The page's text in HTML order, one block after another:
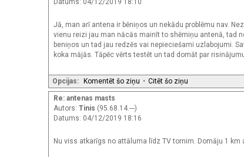
Jā, man arī antena ir bēniņos un nekādu problēmu nav.
vienu reizi jau man nācās mainīt to shēmiņu antenā, tad
beniņos un tad jau redzēs vai nepieciešami uzlabojumi.
koka mājās. Tāpēc vērts testēt un tad domāt par
Opcijas: Komentēt šo ziņu • Citēt šo ziņu
Re: antenas masts
Autors: Tinis (95.68.14.---)
Datums: 04/12/2019 18:16
Nu viss atkarīgs no attāluma līdz TV tornim. Domāju 1